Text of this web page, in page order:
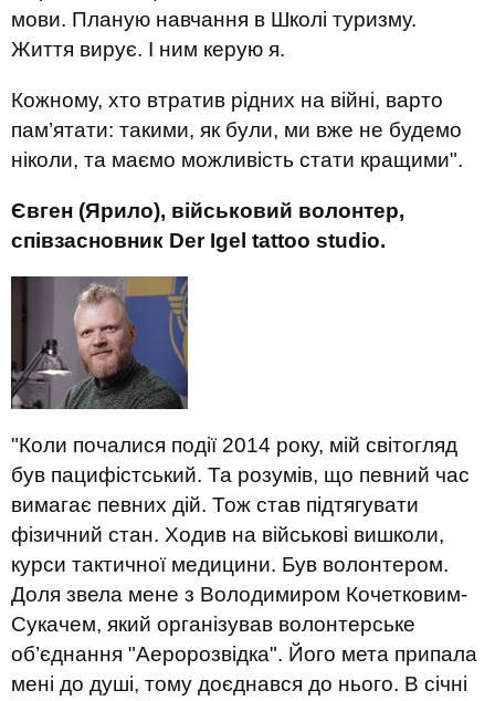
мови. Планую навчання в Школі туризму.
Життя вирує. І ним керую я.
Кожному, хто втратив рідних на війні, варто
пам’ятати: такими, як були, ми вже не будемо
ніколи, та маємо можливість стати кращими".
Євген (Ярило), військовий волонтер,
співзасновник Der Igel tattoo studio.
"Коли почалися події 2014 року, мій світогляд
був пацифістський. Та розумів, що певний час
вимагає певних дій. Тож став підтягувати
фізичний стан. Ходив на військові вишколи,
курси тактичної медицини. Був волонтером.
Доля звела мене з Володимиром Кочетковим-
Сукачем, який організував волонтерське
об’єднання "Аеророзвідка". Його мета припала
мені до душі, тому доєднався до нього. В січні